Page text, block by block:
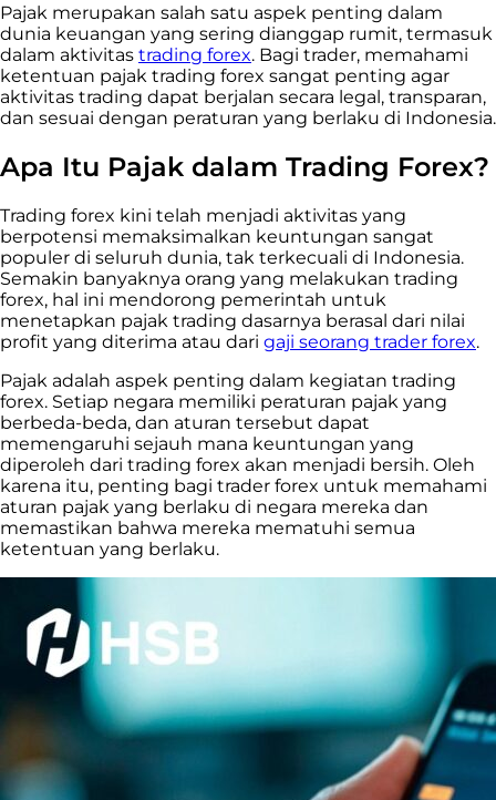
Pajak merupakan salah satu aspek penting dalam
dunia keuangan yang sering dianggap rumit, termasuk
dalam aktivitas trading forex. Bagi trader, memahami
ketentuan pajak trading forex sangat penting agar
aktivitas trading dapat berjalan secara legal, transparan,
dan sesuai dengan peraturan yang berlaku di Indonesia.
Apa Itu Pajak dalam Trading Forex?
Trading forex kini telah menjadi aktivitas yang
berpotensi memaksimalkan keuntungan sangat
populer di seluruh dunia, tak terkecuali di Indonesia.
Semakin banyaknya orang yang melakukan trading
forex, hal ini mendorong pemerintah untuk
menetapkan pajak trading dasarnya berasal dari nilai
profit yang diterima atau dari gaji seorang trader forex.
Pajak adalah aspek penting dalam kegiatan trading
forex. Setiap negara memiliki peraturan pajak yang
berbeda-beda, dan aturan tersebut dapat
memengaruhi sejauh mana keuntungan yang
diperoleh dari trading forex akan menjadi bersih. Oleh
karena itu, penting bagi trader forex untuk memahami
aturan pajak yang berlaku di negara mereka dan
memastikan bahwa mereka mematuhi semua
ketentuan yang berlaku.